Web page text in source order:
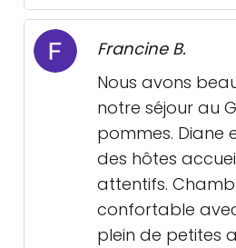
Francine B.
Nous avons
notre séjour au
pommes. Diane
des hôtes
attentifs.
confortable
plein de petites